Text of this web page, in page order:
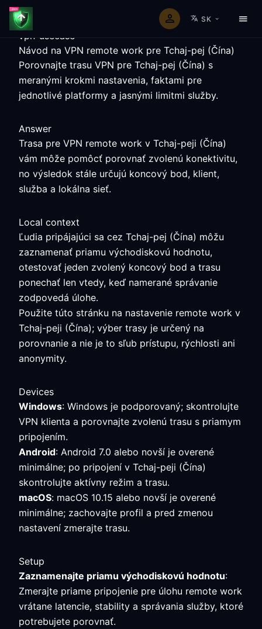
SK
vpn-usecase
Návod na VPN remote work pre Tchaj-pej (Čína)
Porovnajte trasu VPN pre Tchaj-pej (Čína) s
meranými krokmi nastavenia, faktami pre
jednotlivé platformy a jasnými limitmi služby.
Answer
Trasa pre VPN remote work v Tchaj-peji (Čína)
vám môže pomôcť porovnať zvolenú konektivitu,
no výsledok stále určujú koncový bod, klient,
služba a lokálna sieť.
Local context
Ľudia pripájajúci sa cez Tchaj-pej (Čína) môžu
zaznamenať priamu východiskovú hodnotu,
otestovať jeden zvolený koncový bod a trasu
ponechať len vtedy, keď namerané správanie
zodpovedá úlohe.
Použite túto stránku na nastavenie remote work v
Tchaj-peji (Čína); výber trasy je určený na
porovnanie a nie je to sľub prístupu, rýchlosti ani
anonymity.
Devices
Windows: Windows je podporovaný; skontrolujte
VPN klienta a porovnajte zvolenú trasu s priamym
pripojením.
Android: Android 7.0 alebo novší je overené
minimálne; po pripojení v Tchaj-peji (Čína)
skontrolujte aktívny režim a trasu.
macOS: macOS 10.15 alebo novší je overené
minimálne; zachovajte profil a pred zmenou
nastavení zmerajte trasu.
Setup
Zaznamenajte priamu východiskovú hodnotu:
Zmerajte priame pripojenie pre úlohu remote work
vrátane latencie, stability a správania služby, ktoré
potrebujete porovnať.